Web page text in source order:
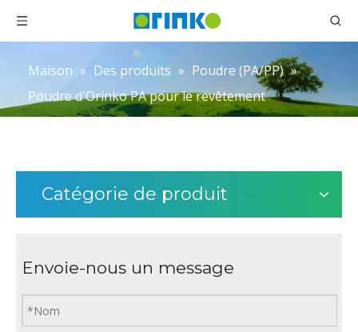
Maison » Des produits » Poudre (PA/PP) »
Poudre d'Orinko PA pour le revêtement
Catégorie de produit
Envoie-nous un message